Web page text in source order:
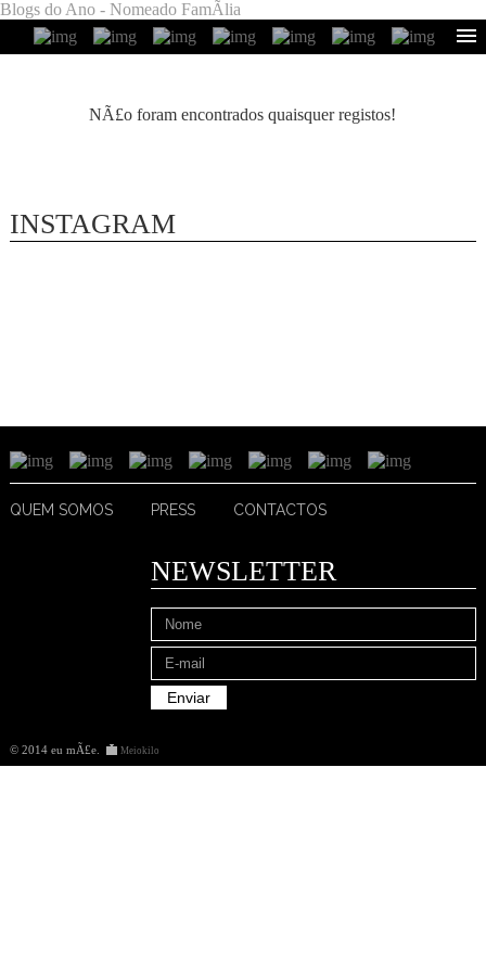
Blogs do Ano - Nomeado FamÃ­lia
NÃ£o foram encontrados quaisquer registos!
INSTAGRAM
QUEM SOMOS PRESS CONTACTOS
NEWSLETTER
© 2014 eu mÃ£e. Meiokilo